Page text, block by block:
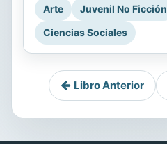
Arte
Juvenil No Ficción
Ciencias Sociales
Libro Anterior